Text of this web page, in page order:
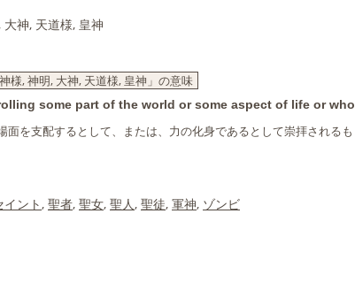
神, 天道様, 皇神
様, 神明, 大神, 天道様, 皇神」の意味
some part of the world or some aspect of life or who
を支配するとして、または、力の化身であるとして崇拝されるも
イント, 聖者, 聖女, 聖人, 聖徒, 軍神, ゾンビ